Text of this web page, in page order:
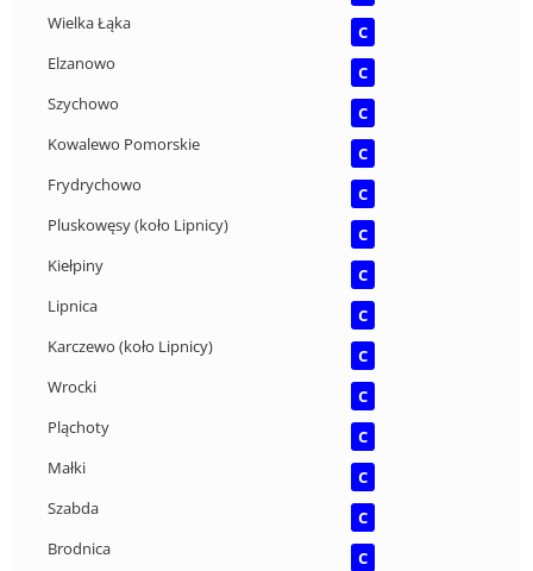
Wielka Łąka
C
Elzanowo
C
Szychowo
C
Kowalewo Pomorskie
C
Frydrychowo
C
Pluskowęsy (koło Lipnicy)
C
Kiełpiny
C
Lipnica
C
Karczewo (koło Lipnicy)
C
Wrocki
C
Pląchoty
C
Małki
C
Szabda
C
Brodnica
C